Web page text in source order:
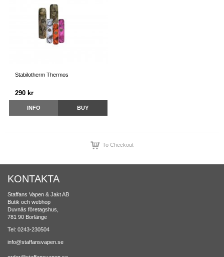
Stabilotherm Thermos
290 kr
INFO BUY
To Checkout
KONTAKTA
Staffans Vapen & Jakt AB
Butik och webhop
Duvnäs företagshus,
781 90 Borlänge
Tel: 0243-230504
info@staffansvapen.se